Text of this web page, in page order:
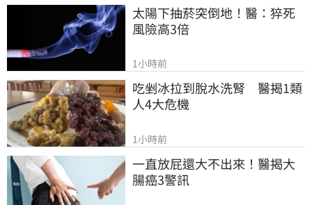
太陽下抽菸突倒地！醫：猝死
風險高3倍
1小時前
吃剉冰拉到脫水洗腎　醫揭1類
人4大危機
1小時前
一直放屁還大不出來！醫揭大
腸癌3警訊